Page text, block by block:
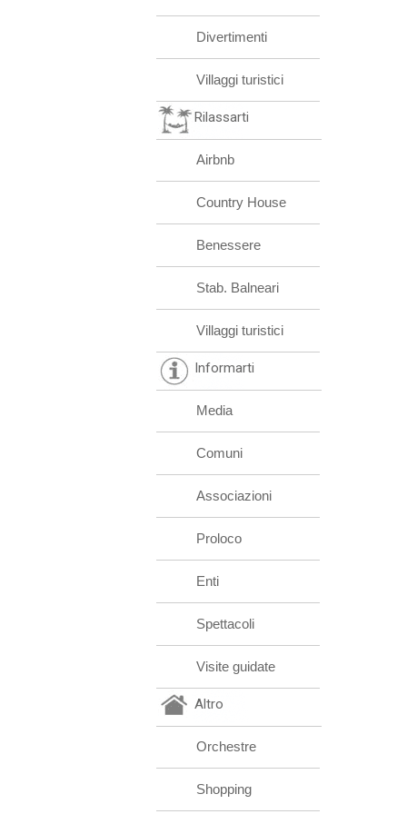
Divertimenti
Villaggi turistici
Rilassarti
Airbnb
Country House
Benessere
Stab. Balneari
Villaggi turistici
Informarti
Media
Comuni
Associazioni
Proloco
Enti
Spettacoli
Visite guidate
Altro
Orchestre
Shopping